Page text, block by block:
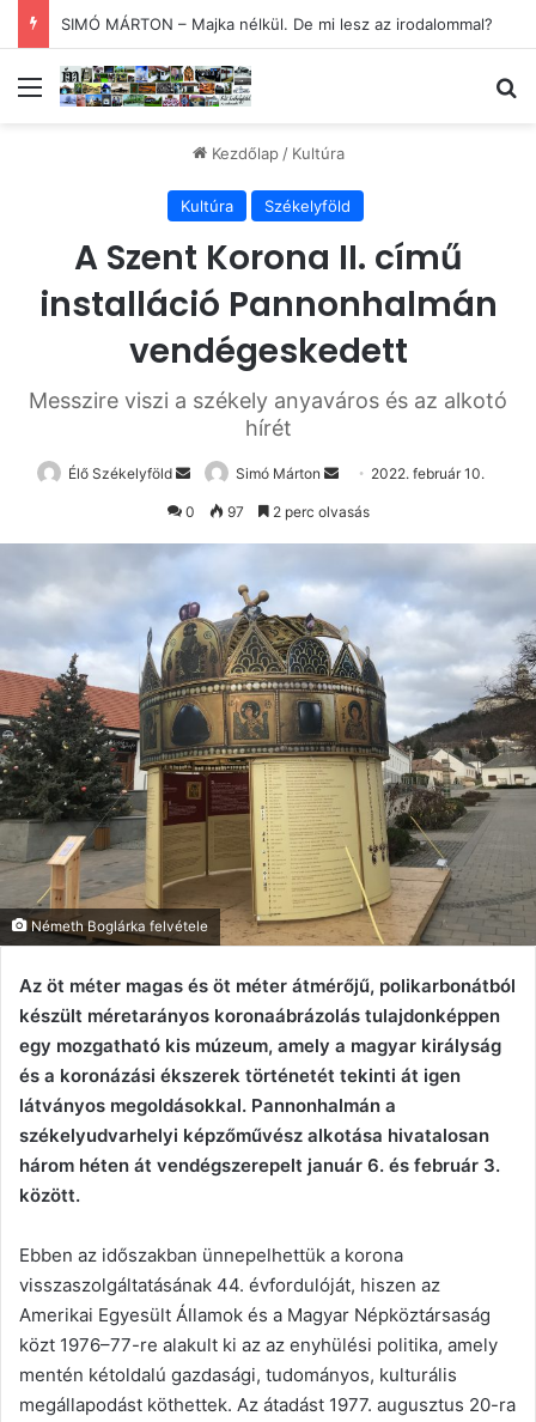
SIMÓ MÁRTON – Majka nélkül. De mi lesz az irodalommal?
Menü
Kezdőlap / Kultúra
Kultúra Székelyföld
A Szent Korona II. című
installáció Pannonhalmán
vendégeskedett
Messzire viszi a székely anyaváros és az alkotó
hírét
Élő Székelyföld
Send
Simó Márton
Send 2022. február 10.
0 97 2 perc olvasás
Németh Boglárka felvétele
Az öt méter magas és öt méter átmérőjű, polikarbonátból
készült méretarányos koronaábrázolás tulajdonképpen
egy mozgatható kis múzeum, amely a magyar királyság
és a koronázási ékszerek történetét tekinti át igen
látványos megoldásokkal. Pannonhalmán a
székelyudvarhelyi képzőművész alkotása hivatalosan
három héten át vendégszerepelt január 6. és február 3.
között.
Ebben az időszakban ünnepelhettük a korona
visszaszolgáltatásának 44. évfordulóját, hiszen az
Amerikai Egyesült Államok és a Magyar Népköztársaság
közt 1976–77-re alakult ki az az enyhülési politika, amely
mentén kétoldalú gazdasági, tudományos, kulturális
megállapodást köthettek. Az átadást 1977. augusztus 20-ra